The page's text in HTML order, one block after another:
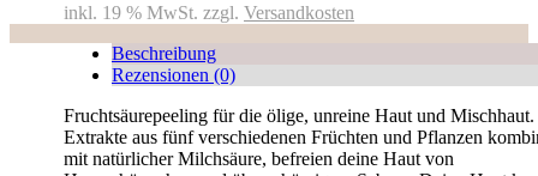
inkl. 19 % MwSt. zzgl. Versandkosten
Beschreibung
Rezensionen (0)
Fruchtsäurepeeling für die ölige, unreine Haut und Mischhaut.
Extrakte aus fünf verschiedenen Früchten und Pflanzen
mit natürlicher Milchsäure, befreien deine Haut von